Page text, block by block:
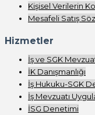
Kişisel Verilerin
Mesafeli Satış
Hizmetler
İş ve SGK
İK Danışmanlığı
İş Hukuku-SGK
İş Mevzuatı
İSG Denetimi